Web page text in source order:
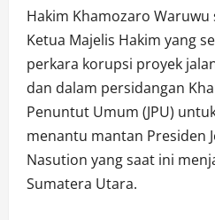
Hakim Khamozaro
Ketua Majelis Hakim yang
perkara korupsi proyek
dan dalam persidangan
Penuntut Umum (JPU)
menantu mantan Presiden
Nasution yang saat ini
Sumatera Utara.